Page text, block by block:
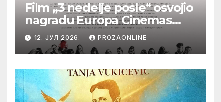
Film „3 nedelje posle“ osvojio
nagradu Europa Cinemas
Label na Filmskom festivalu
u Karlovim Varima
12. ЈУЛ 2026. PROZAONLINE